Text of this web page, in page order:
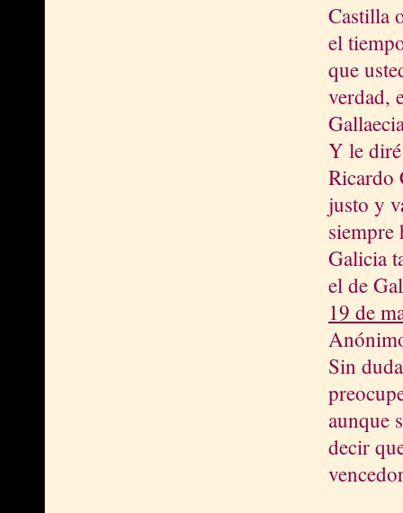
Castilla
el
que
verdad,
Y le
Ricardo
justo y
siempre
Galicia
el de
19 de
Sin
aunque
decir